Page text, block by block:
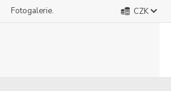
Fotogalerie. CZK